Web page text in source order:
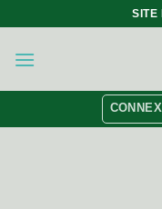
content
SITE